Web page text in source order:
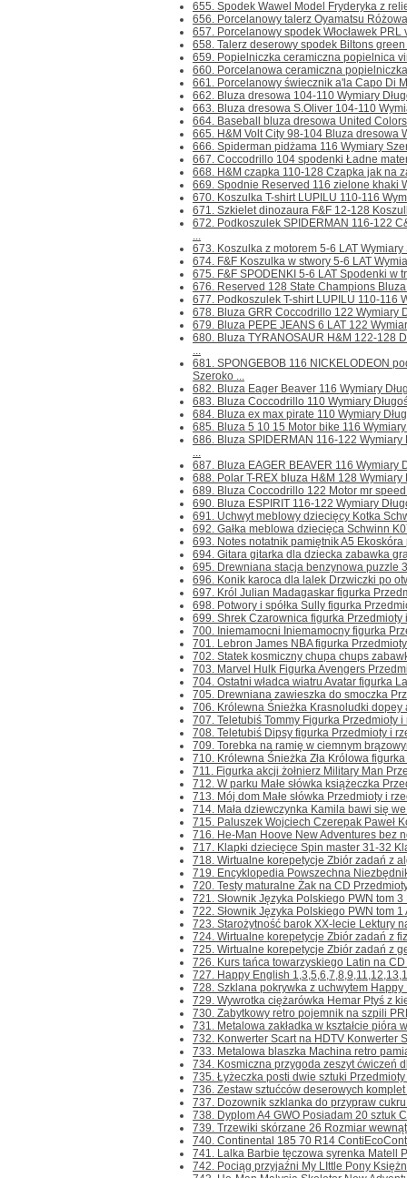
655. Spodek Wawel Model Fryderyka z
656. Porcelanowy talerz Oyamatsu
657. Porcelanowy spodek Włocławek PRL
658. Talerz deserowy spodek Biltons
659. Popielniczka ceramiczna popielnica
660. Porcelanowa ceramiczna
661. Porcelanowy świecznik a'la Capo Di
662. Bluza dresowa 104-110 Wymiary
663. Bluza dresowa S.Oliver 104-110
664. Baseball bluza dresowa United
665. H&M Volt City 98-104 Bluza dresowa
666. Spiderman pidżama 116 Wymiary
667. Coccodrillo 104 spodenki Ładne
668. H&M czapka 110-128 Czapka jak na
669. Spodnie Reserved 116 zielone khaki
670. Koszulka T-shirt LUPILU 110-116
671. Szkielet dinozaura F&F 12-128
672. Podkoszulek SPIDERMAN 116-122
...
673. Koszulka z motorem 5-6 LAT
674. F&F Koszulka w stwory 5-6 LAT
675. F&F SPODENKI 5-6 LAT Spodenki w
676. Reserved 128 State Champions
677. Podkoszulek T-shirt LUPILU 110-116
678. Bluza GRR Coccodrillo 122 Wymiary
679. Bluza PEPE JEANS 6 LAT 122
680. Bluza TYRANOSAUR H&M 122-128
...
681. SPONGEBOB 116 NICKELODEON
Szeroko ...
682. Bluza Eager Beaver 116 Wymiary
683. Bluza Coccodrillo 110 Wymiary
684. Bluza ex max pirate 110 Wymiary
685. Bluza 5 10 15 Motor bike 116
686. Bluza SPIDERMAN 116-122 Wymiary
...
687. Bluza EAGER BEAVER 116 Wymiary
688. Polar T-REX bluza H&M 128 Wymiary
689. Bluza Coccodrillo 122 Motor mr
690. Bluza ESPIRIT 116-122 Wymiary
691. Uchwyt meblowy dziecięcy Kotka
692. Gałka meblowa dziecięca Schwinn
693. Notes notatnik pamiętnik A5 Ekoskóra
694. Gitara gitarka dla dziecka zabawka
695. Drewniana stacja benzynowa puzzle
696. Konik karoca dla lalek Drzwiczki po
697. Król Julian Madagaskar figurka
698. Potwory i spółka Sully figurka
699. Shrek Czarownica figurka Przedmioty
700. Iniemamocni Iniemamocny figurka
701. Lebron James NBA figurka
702. Statek kosmiczny chupa chups
703. Marvel Hulk Figurka Avengers
704. Ostatni władca wiatru Avatar figurka
705. Drewniana zawieszka do smoczka
706. Królewna Śnieżka Krasnoludki dopey
707. Teletubiś Tommy Figurka Przedmioty
708. Teletubiś Dipsy figurka Przedmioty i
709. Torebka na ramię w ciemnym
710. Królewna Śnieżka Zła Królowa
711. Figurka akcji żołnierz Military Man
712. W parku Małe słówka książeczka
713. Mój dom Małe słówka Przedmioty i
714. Mała dziewczynka Kamila bawi się
715. Paluszek Wojciech Czerepak Paweł
716. He-Man Hoove New Adventures bez
717. Klapki dziecięce Spin master 31-32
718. Wirtualne korepetycje Zbiór zadań z
719. Encyklopedia Powszechna
720. Testy maturalne Żak na CD
721. Słownik Języka Polskiego PWN tom
722. Słownik Języka Polskiego PWN tom
723. Starożytność barok XX-lecie Lektury
724. Wirtualne korepetycje Zbiór zadań z
725. Wirtualne korepetycje Zbiór zadań z
726. Kurs tańca towarzyskiego Latin na
727. Happy English
728. Szklana pokrywka z uchwytem
729. Wywrotka ciężarówka Hemar Ptyś z
730. Zabytkowy retro pojemnik na szpili
731. Metalowa zakładka w kształcie pióra
732. Konwerter Scart na HDTV Konwerter
733. Metalowa blaszka Machina retro
734. Kosmiczna przygoda zeszyt ćwiczeń
735. Łyżeczka posti dwie sztuki
736. Zestaw sztućców deserowych
737. Dozownik szklanka do przypraw
738. Dyplom A4 GWO Posiadam 20 sztuk
739. Trzewiki skórzane 26 Rozmiar
740. Continental 185 70 R14
741. Lalka Barbie tęczowa syrenka Matell
742. Pociąg przyjaźni My LIttle Pony